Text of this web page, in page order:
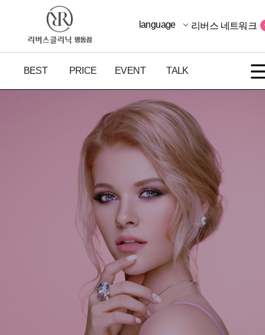
BEST PRICE EVENT TALK
language 리버스 네트워크